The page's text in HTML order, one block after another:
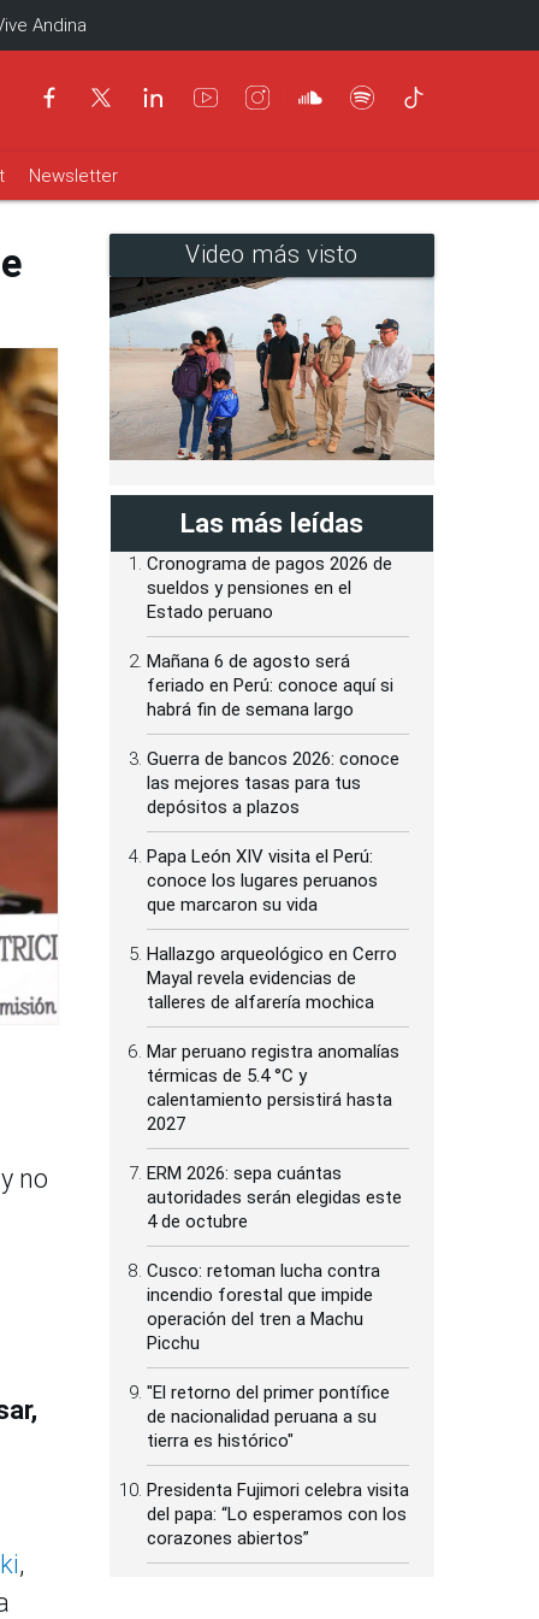
Andina
Newsletter
no
,
Video más visto
Las más leídas
Cronograma de pagos 2026 de
sueldos y pensiones en el
Estado peruano
Mañana 6 de agosto será
feriado en Perú: conoce aquí si
habrá fin de semana largo
Guerra de bancos 2026: conoce
las mejores tasas para tus
depósitos a plazos
Papa León XIV visita el Perú:
conoce los lugares peruanos
que marcaron su vida
Hallazgo arqueológico en Cerro
Mayal revela evidencias de
talleres de alfarería mochica
Mar peruano registra anomalías
térmicas de 5.4 °C y
calentamiento persistirá hasta
2027
ERM 2026: sepa cuántas
autoridades serán elegidas este
4 de octubre
Cusco: retoman lucha contra
incendio forestal que impide
operación del tren a Machu
Picchu
"El retorno del primer pontífice
de nacionalidad peruana a su
tierra es histórico"
Presidenta Fujimori celebra visita
del papa: “Lo esperamos con los
corazones abiertos”